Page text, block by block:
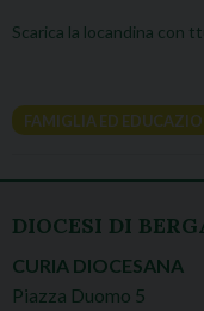
Scarica la locandina con
FAMIGLIA ED
DIOCESI DI
CURIA DIOCESANA
Piazza Duomo 5